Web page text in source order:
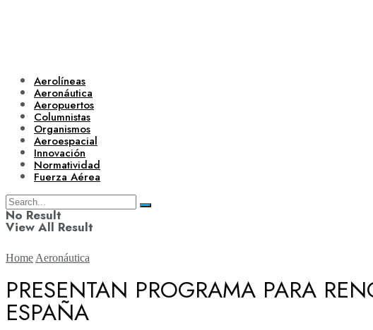
Aerolíneas
Aeronáutica
Aeropuertos
Columnistas
Organismos
Aeroespacial
Innovación
Normatividad
Fuerza Aérea
No Result
View All Result
Aerolíneas
Home Aeronáutica
PRESENTAN PROGRAMA PARA
ESPAÑA